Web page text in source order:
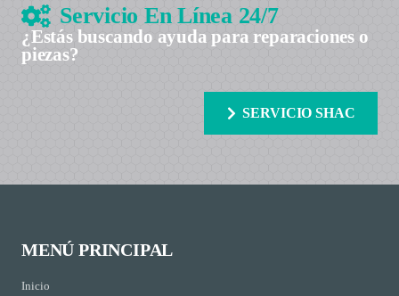
Servicio En Línea 24/7
¿Estás buscando ayuda para reparaciones o
piezas?
SERVICIO SHAC
MENÚ PRINCIPAL
Inicio